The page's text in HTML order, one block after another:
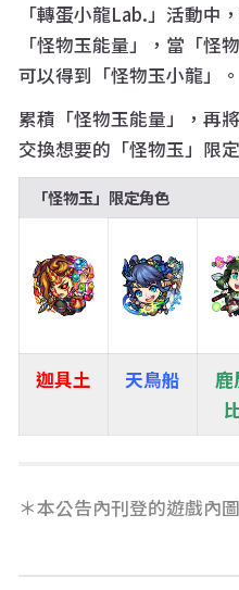
「轉蛋小龍Lab.」活動中
「怪物玉能量」，當「怪
可以得到「怪物玉小龍」。
累積「怪物玉能量」，再
交換想要的「怪物玉」限
「怪物玉」限定角色
迦具土 天鳥船
鹿
＊本公告內刊登的遊戲內